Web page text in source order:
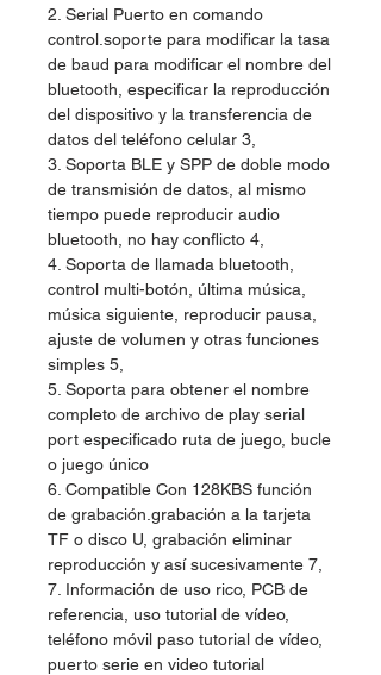
2. Serial Puerto en comando
control.soporte para modificar la tasa
de baud para modificar el nombre del
bluetooth, especificar la reproducción
del dispositivo y la transferencia de
datos del teléfono celular 3,
3. Soporta BLE y SPP de doble modo
de transmisión de datos, al mismo
tiempo puede reproducir audio
bluetooth, no hay conflicto 4,
4. Soporta de llamada bluetooth,
control multi-botón, última música,
música siguiente, reproducir pausa,
ajuste de volumen y otras funciones
simples 5,
5. Soporta para obtener el nombre
completo de archivo de play serial
port especificado ruta de juego, bucle
o juego único
6. Compatible Con 128KBS función
de grabación.grabación a la tarjeta
TF o disco U, grabación eliminar
reproducción y así sucesivamente 7,
7. Información de uso rico, PCB de
referencia, uso tutorial de vídeo,
teléfono móvil paso tutorial de vídeo,
puerto serie en video tutorial